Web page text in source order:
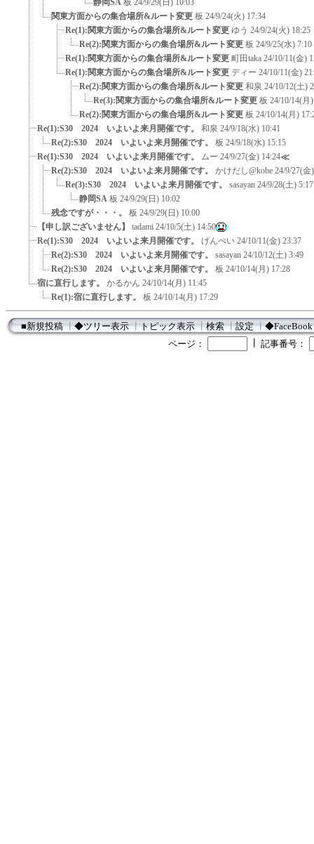
静岡SA 板 24/9/29(日) 10:03
関東方面からの集合場所&ルート変更 板 24/9/24(火) 17:34
Re(1):関東方面からの集合場所&ルート変更 ゆう 24/9/24(火) 18:25
Re(2):関東方面からの集合場所&ルート変更 板 24/9/25(水) 7:10
Re(1):関東方面からの集合場所&ルート変更 町田taka 24/10/11(金)
Re(1):関東方面からの集合場所&ルート変更 ディー 24/10/11(金)
Re(2):関東方面からの集合場所&ルート変更 和泉 24/10/12(土)
Re(3):関東方面からの集合場所&ルート変更 板 24/10/14(月
Re(2):関東方面からの集合場所&ルート変更 板 24/10/14(月)
Re(1):S30 2024 いよいよ来月開催です。
和泉 24/9/18(水) 10:41
Re(2):S30 2024 いよいよ来月開催です。
板 24/9/18(水) 15:15
Re(1):S30 2024 いよいよ来月開催です。
ムー 24/9/27(金) 14:24≪
Re(2):S30 2024 いよいよ来月開催です。 かけだし@kobe 24/9/27(金
Re(3):S30 2024 いよいよ来月開催です。
sasayan 24/9/28(土) 5:17
静岡SA 板 24/9/29(日) 10:02
残念ですが・・・。
板 24/9/29(日) 10:00
【申し訳ございません】
tadami 24/10/5(土) 14:50
Re(1):S30 2024 いよいよ来月開催です。
げんぺい 24/10/11(金) 23:37
Re(2):S30 2024 いよいよ来月開催です。
sasayan 24/10/12(土) 3:49
Re(2):S30 2024 いよいよ来月開催です。
板 24/10/14(月) 17:28
宿に直行します。
かるかん 24/10/14(月) 11:45
Re(1):宿に直行します。
板 24/10/14(月) 17:29
■新規投稿┃◆ツリー表示┃トピック表示┃検索┃設定┃◆FaceBook
ページ：
記事番号：